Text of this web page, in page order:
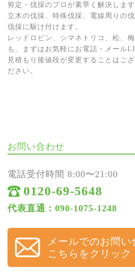
剪定・伐採のプロが素早く解決します
立木の伐採、特殊伐採、電線周りの
伐採に駆け付けます。
レッドロビン、シマネトリコ、松、
も、まずはお気軽にお電話・メール
見積もり後値段が変更することはご
ださい。
お問い合わせ
電話受付時間 8:00〜21:00
0120-69-5648
代表直通：090-1075-1248
メールでのお問い
こちらをクリック